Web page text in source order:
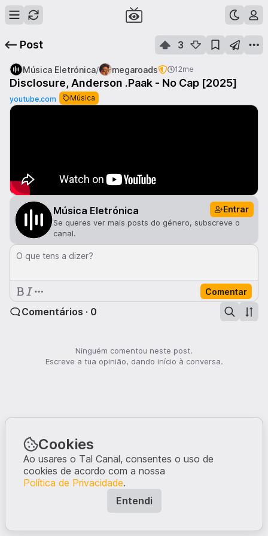
Post 3
Música Eletrónica/ megaroads 12me
Disclosure, Anderson .Paak - No Cap [2025]
youtube.com Música
Música Eletrónica Entrar
Se queres ver mais posts do género, subscreve o
canal.
O que tens a dizer?
Comentar
Comentários · 0
Ninguém comentou neste post.
Escreve a tua opinião, dando início à conversa.
Cookies
Ao usares o Tal Canal, consentes o uso de
cookies de acordo com a nossa
Política de Privacidade.
Entendi